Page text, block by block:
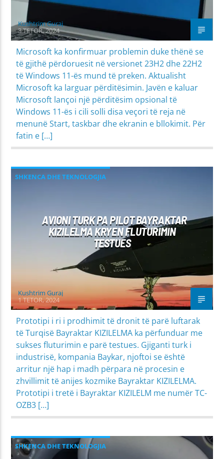
Kushtrim Guraj
3 TETOR, 2024
Microsoft ka konfirmuar problemin duke thënë se
të gjithë përdoruesit në versionet 23H2 dhe 22H2
të Windows 11-ës mund të preken. Aktualisht
Microsoft ka larguar përditësimin. Javën e kaluar
Microsoft lançoi një përditësim opsional të
Windows 11-ës i cili solli disa veçori të reja në
menunë Start, taskbar dhe ekranin e bllokimit. Për
fatin e […]
SHKENCA DHE TEKNOLOGJIA
AVIONI TURK PA PILOT BAYRAKTAR
KIZILELMA KRYEN FLUTURIMIN
TESTUES
Kushtrim Guraj
1 TETOR, 2024
Prototipi i ri i prodhimit të dronit të parë luftarak
të Turqisë Bayraktar KIZILELMA ka përfunduar me
sukses fluturimin e parë testues. Gjiganti turk i
industrisë, kompania Baykar, njoftoi se është
arritur një hap i madh përpara në procesin e
zhvillimit të anijes kozmike Bayraktar KIZILELMA.
Prototipi i tretë i Bayraktar KIZILELM me numër TC-
OZB3 […]
SHKENCA DHE TEKNOLOGJIA